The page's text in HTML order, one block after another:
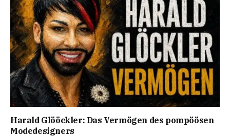
Harald Glööckler: Das Vermögen des pompöösen
Modedesigners